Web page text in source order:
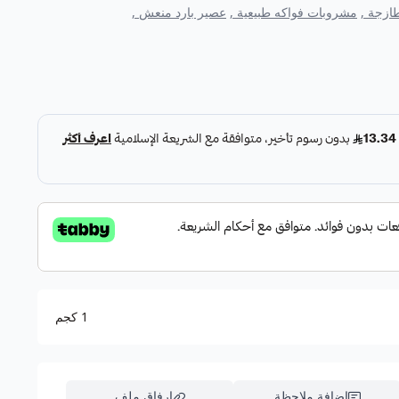
بسعر أوفر لا يُفوّت.
لضمان الاستفادة من العرض.
, مشروبات فواكه طبيعية , عصير بارد منعش ,
1 كجم